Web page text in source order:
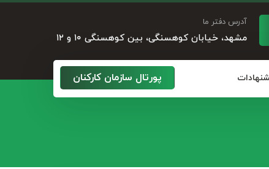
آدرس دفتر ما
مشهد، خیابان کوهسنگی، بین کوهسنگی ۱۰ و ۱۲
پورتال سازمان کارکنان